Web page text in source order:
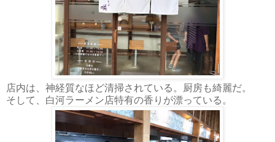
店内は、神経質なほど清掃されている。厨房も綺麗だ。
そして、白河ラーメン店特有の香りが漂っている。